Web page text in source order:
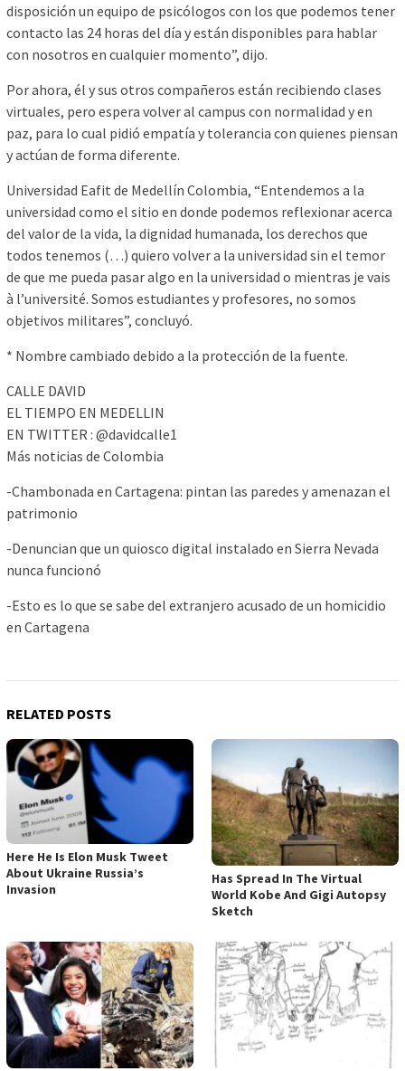
disposición un equipo de psicólogos con los que podemos tener
contacto las 24 horas del día y están disponibles para hablar
con nosotros en cualquier momento”, dijo.
Por ahora, él y sus otros compañeros están recibiendo clases
virtuales, pero espera volver al campus con normalidad y en
paz, para lo cual pidió empatía y tolerancia con quienes piensan
y actúan de forma diferente.
Universidad Eafit de Medellín Colombia, “Entendemos a la
universidad como el sitio en donde podemos reflexionar acerca
del valor de la vida, la dignidad humanada, los derechos que
todos tenemos (…) quiero volver a la universidad sin el temor
de que me pueda pasar algo en la universidad o mientras je vais
à l’université. Somos estudiantes y profesores, no somos
objetivos militares”, concluyó.
* Nombre cambiado debido a la protección de la fuente.
CALLE DAVID
EL TIEMPO EN MEDELLIN
EN TWITTER : @davidcalle1
Más noticias de Colombia
-Chambonada en Cartagena: pintan las paredes y amenazan el
patrimonio
-Denuncian que un quiosco digital instalado en Sierra Nevada
nunca funcionó
-Esto es lo que se sabe del extranjero acusado de un homicidio
en Cartagena
RELATED POSTS
Here He Is Elon Musk Tweet
About Ukraine Russia’s
Invasion
Has Spread In The Virtual
World Kobe And Gigi Autopsy
Sketch